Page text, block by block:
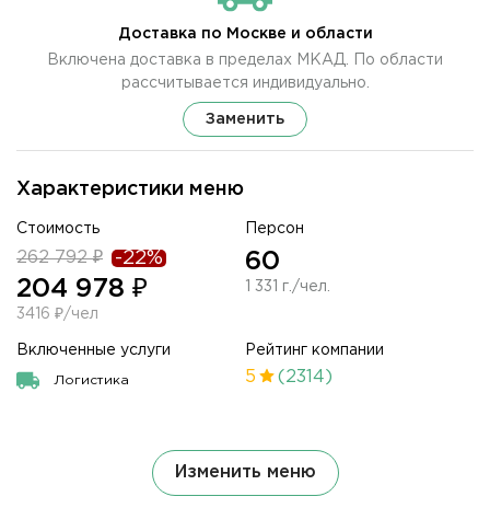
Характеристики меню
Стоимость
262 792 ₽ -22%
204 978 ₽
3416 ₽/чел
Персон
60
1 331 г./чел.
Включенные услуги
Логистика
Рейтинг компании
5 (2314)
Изменить меню
Доставка по Москве и области
Включена доставка в пределах МКАД. По области
рассчитывается индивидуально.
Заменить